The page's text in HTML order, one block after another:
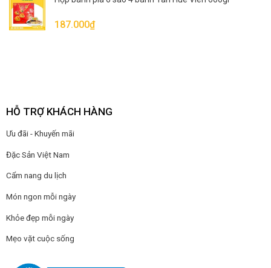
187.000₫
HỖ TRỢ KHÁCH HÀNG
Ưu đãi - Khuyến mãi
Đặc Sản Việt Nam
Cẩm nang du lịch
Món ngon mỗi ngày
Khỏe đẹp mỗi ngày
Mẹo vặt cuộc sống